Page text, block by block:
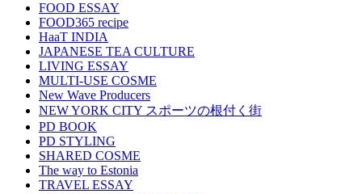
FOOD ESSAY
FOOD365 recipe
HaaT INDIA
JAPANESE TEA CULTURE
LIVING ESSAY
MULTI-USE COSME
New Wave Producers
NEW YORK CITY スポーツの根付く街
PD BOOK
PD STYLING
SHARED COSME
The way to Estonia
TRAVEL ESSAY